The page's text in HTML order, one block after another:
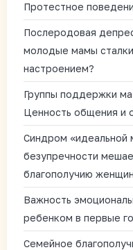
Протестное
Послеродовая
молодые мамы
настроением?
Группы поддержки
Ценность общения и
Синдром «идеальной
безупречности
благополучию
Важность
ребенком в первые
Семейное